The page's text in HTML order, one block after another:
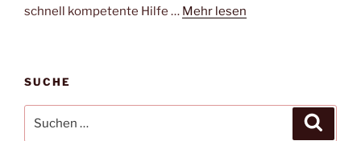
schnell kompetente Hilfe … Mehr lesen
SUCHE
nach: